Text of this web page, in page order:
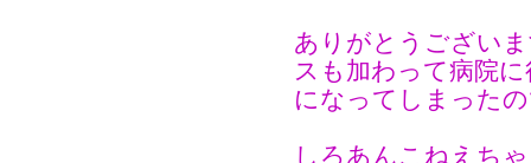
ありがとうござい
スも加わって病院
になってしまった
しろあんこねえち